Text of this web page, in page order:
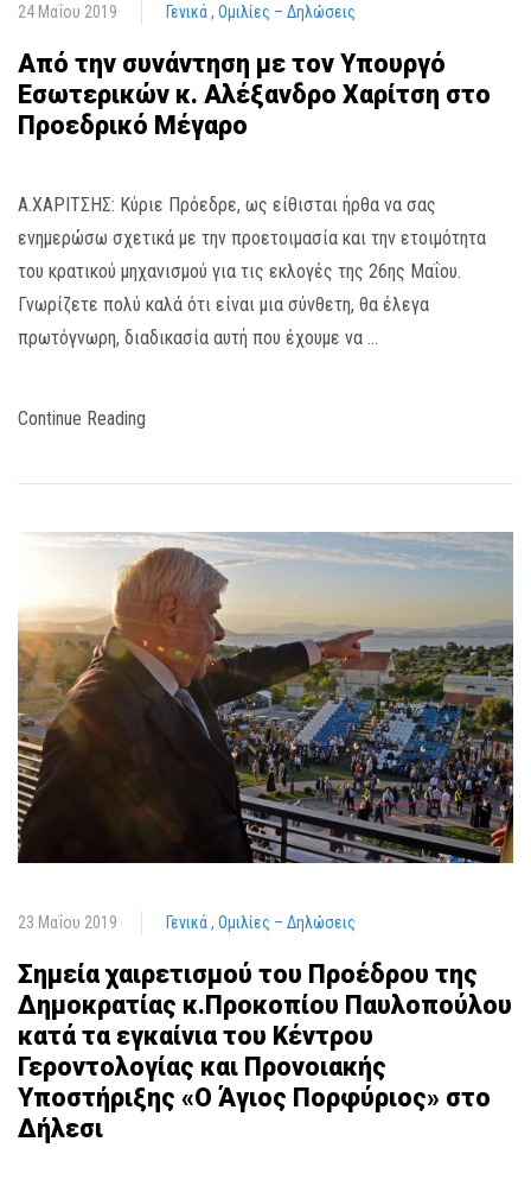
24 Μαΐου 2019 Γενικά Ομιλίες – Δηλώσεις
Από την συνάντηση με τον Υπουργό
Εσωτερικών κ. Αλέξανδρο Χαρίτση στο
Προεδρικό Μέγαρο
A.XAΡΙΤΣΗΣ: Κύριε Πρόεδρε, ως είθισται ήρθα να σας
ενημερώσω σχετικά με την προετοιμασία και την ετοιμότητα
του κρατικού μηχανισμού για τις εκλογές της 26ης Μαΐου.
Γνωρίζετε πολύ καλά ότι είναι μια σύνθετη, θα έλεγα
πρωτόγνωρη, διαδικασία αυτή που έχουμε να …
Continue Reading
23 Μαΐου 2019 Γενικά Ομιλίες – Δηλώσεις
Σημεία χαιρετισμού του Προέδρου της
Δημοκρατίας κ.Προκοπίου Παυλοπούλου
κατά τα εγκαίνια του Κέντρου
Γεροντολογίας και Προνοιακής
Υποστήριξης «Ο Άγιος Πορφύριος» στο
Δήλεσι